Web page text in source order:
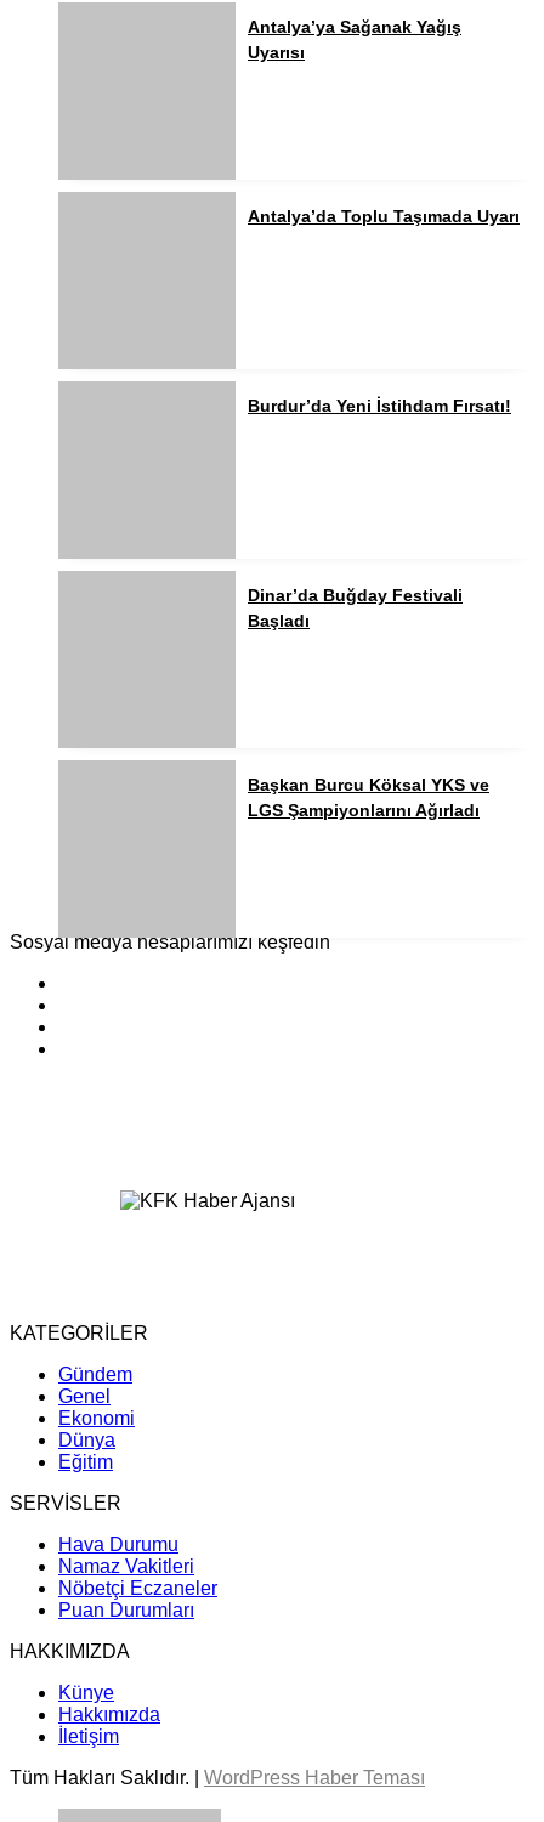
Antalya’ya Sağanak Yağış
Uyarısı
Antalya’da Toplu Taşımada Uyarı
Burdur’da Yeni İstihdam Fırsatı!
Dinar’da Buğday Festivali
Başladı
Başkan Burcu Köksal YKS ve
LGS Şampiyonlarını Ağırladı
Sosyal medya hesaplarımızı keşfedin
KATEGORİLER
Gündem
Genel
Ekonomi
Dünya
Eğitim
SERVİSLER
Hava Durumu
Namaz Vakitleri
Nöbetçi Eczaneler
Puan Durumları
HAKKIMIZDA
Künye
Hakkımızda
İletişim
Tüm Hakları Saklıdır. | WordPress Haber Teması